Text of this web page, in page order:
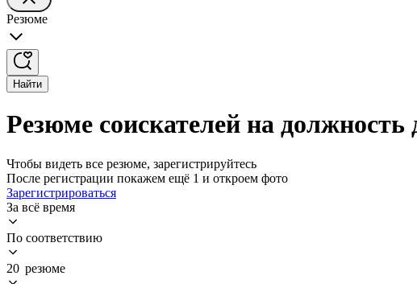
Резюме
Найти
Резюме соискателей на
Чтобы видеть все резюме, зарегистрируйтесь
После регистрации покажем ещё 1 и откроем фото
Зарегистрироваться
За всё время
По соответствию
20 резюме